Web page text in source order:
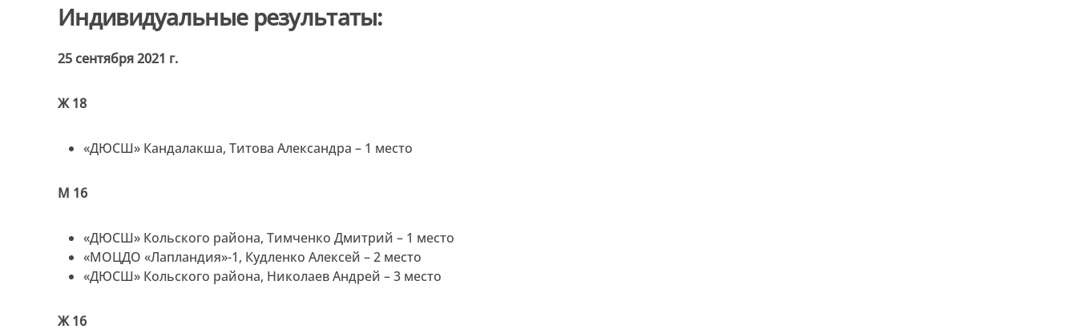
Индивидуальные результаты:
25 сентября 2021 г.
Ж 18
«ДЮСШ» Кандалакша, Титова Александра – 1 место
М 16
«ДЮСШ» Кольского района, Тимченко Дмитрий – 1 место
«МОЦДО «Лапландия»-1, Кудленко Алексей – 2 место
«ДЮСШ» Кольского района, Николаев Андрей – 3 место
Ж 16